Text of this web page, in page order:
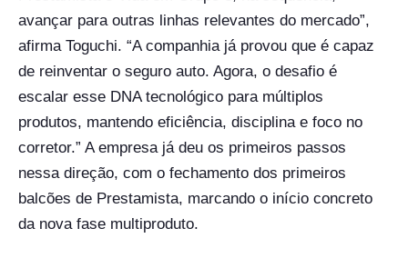
avançar para outras linhas relevantes do mercado”,
afirma Toguchi. “A companhia já provou que é capaz
de reinventar o seguro auto. Agora, o desafio é
escalar esse DNA tecnológico para múltiplos
produtos, mantendo eficiência, disciplina e foco no
corretor.” A empresa já deu os primeiros passos
nessa direção, com o fechamento dos primeiros
balcões de Prestamista, marcando o início concreto
da nova fase multiproduto.